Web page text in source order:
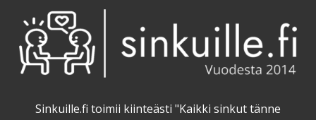
Sinkuille.fi toimii kiinteästi "Kaikki sinkut tänne